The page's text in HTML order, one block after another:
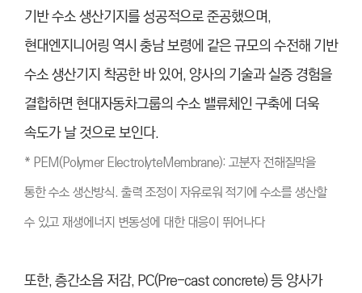
기반 수소 생산기지를 성공적으로 준공했으며,
현대엔지니어링 역시 충남 보령에 같은 규모의 수전해 기반
수소 생산기지 착공한 바 있어, 양사의 기술과 실증 경험을
결합하면 현대자동차그룹의 수소 밸류체인 구축에 더욱
속도가 날 것으로 보인다.
* PEM(Polymer ElectrolyteMembrane): 고분자 전해질막을
통한 수소 생산방식. 출력 조정이 자유로워 적기에 수소를 생산할
수 있고 재생에너지 변동성에 대한 대응이 뛰어나다
또한, 층간소음 저감, PC(Pre-cast concrete) 등 양사가